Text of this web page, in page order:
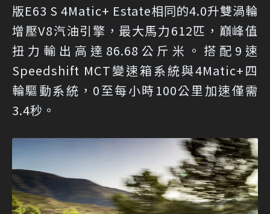
版E63 S 4Matic+ Estate相同的4.0升雙渦輪
增壓V8汽油引擎，最大馬力612匹，巔峰值
扭力輸出高達86.68公斤米。搭配9速
Speedshift MCT變速箱系統與4Matic+四
輪驅動系統，0至每小時100公里加速僅需
3.4秒。